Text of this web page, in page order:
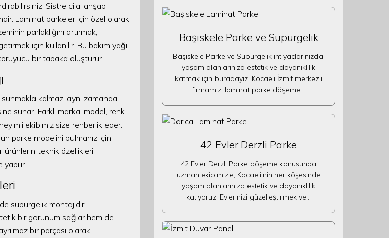
Sistre cila, ahşap
Laminat parkeler için özel olarak
parlaklığını artırmak,
için kullanılır. Bu bakım yağı,
bir tabaka oluşturur.
kalmaz, aynı zamanda
sunar. Farklı marka, model, renk
ekibimiz size rehberlik eder.
parke modelini bulmanız için
ürünlerin teknik özellikleri,
süpürgelik montajıdır.
bir görünüm sağlar hem de
bir parçası olarak,
Başiskele Parke ve Süpürgelik
Başiskele Parke ve Süpürgelik ihtiyaçlarınızda,
yaşam alanlarınıza estetik ve dayanıklılık
katmak için buradayız. Kocaeli İzmit merkezli
firmamız, laminat parke döşeme…
42 Evler Derzli Parke
42 Evler Derzli Parke döşeme konusunda
uzman ekibimizle, Kocaeli’nin her köşesinde
yaşam alanlarınıza estetik ve dayanıklılık
katıyoruz. Evlerinizi güzelleştirmek ve…